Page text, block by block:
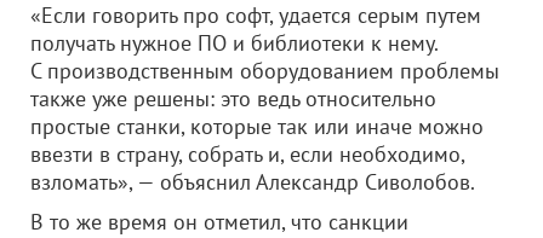
«Если говорить про софт, удается серым путем
получать нужное ПО и библиотеки к нему.
С производственным оборудованием проблемы
также уже решены: это ведь относительно
простые станки, которые так или иначе можно
ввезти в страну, собрать и, если необходимо,
взломать», — объяснил Александр Сиволобов.
В то же время он отметил, что санкции